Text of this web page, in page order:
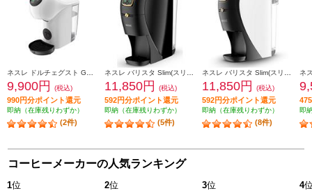
9,900円 (税込)
990円分ポイント還元
即納（在庫残りわずか）
(2件)
11,850円 (税込)
592円分ポイント還元
即納（在庫残りわずか）
(5件)
11,850円 (税込)
592円分ポイント還元
即納（在庫残りわずか）
(8件)
即
コーヒーメーカーの人気ランキング
1位 2位 3位 4